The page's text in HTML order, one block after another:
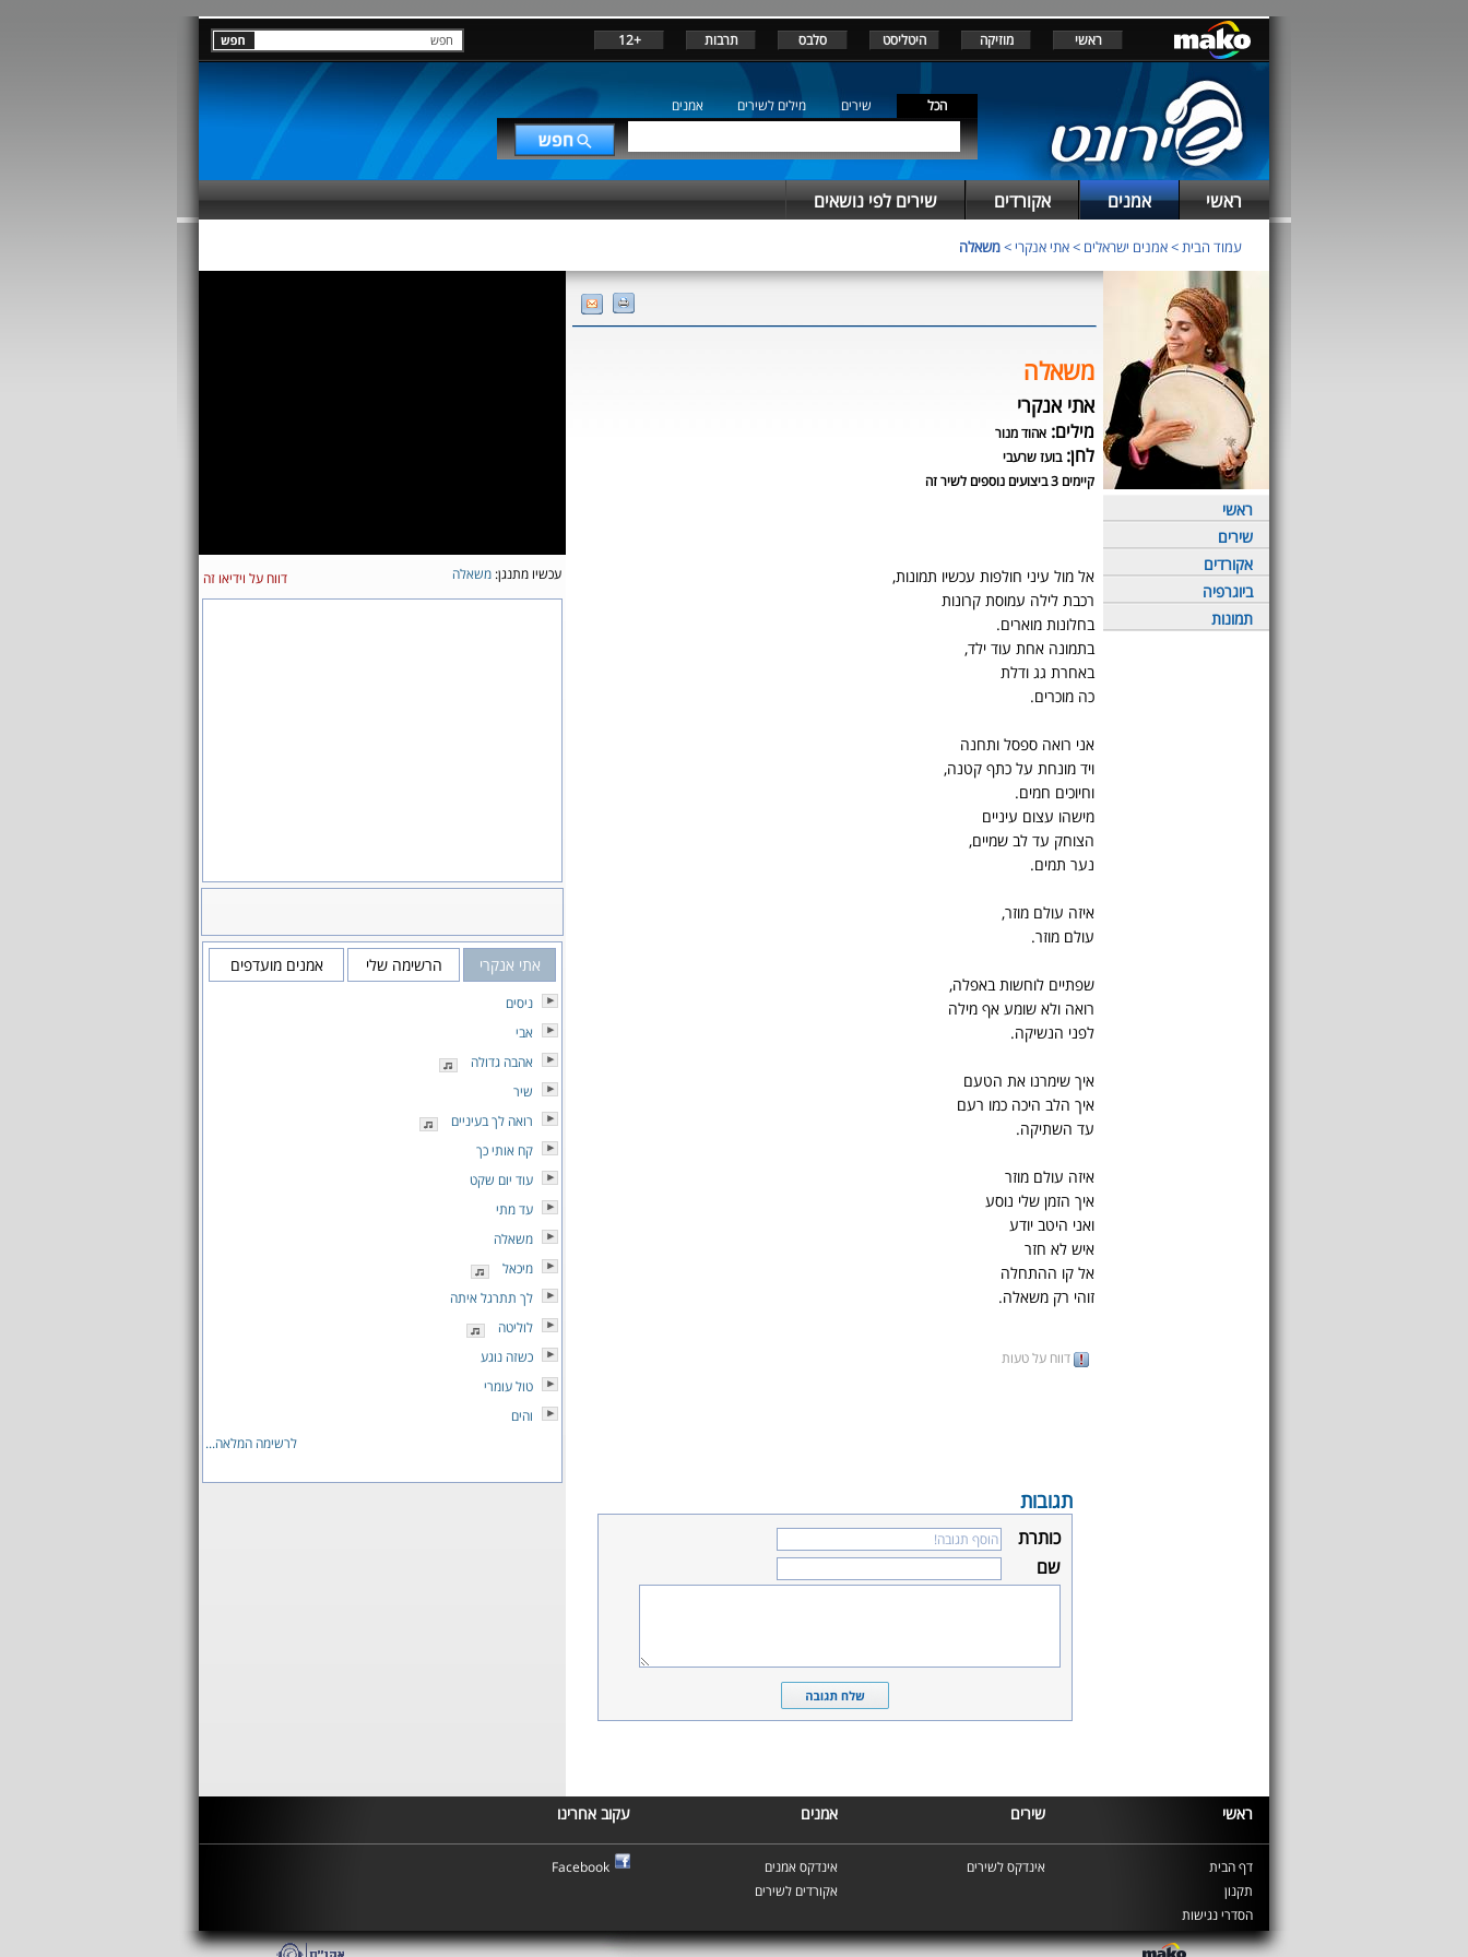
ראשי מוזיקה היטליסט סלבס תרבות +12
הכל שירים מילים לשירים אמנים
ראשי אמנים אקורדים שירים לפי נושאים
עמוד הבית>אמנים ישראלים >אתי אנקרי >משאלה
ראשי
שירים
אקורדים
ביוגרפיה
תמונות
משאלה
אתי אנקרי
מילים: אהוד מנור
לחן:בועז שרעבי
קיימים 3 ביצועים נוספים לשיר זה
אל מול עיני חולפות עכשיו תמונות,
רכבת לילה עמוסת קרונות
בחלונות מוארים.
בתמונה אחת עוד ילד,
באחרת גג ודלת
כה מוכרים.
אני רואה ספסל ותחנה
ויד מונחת על כתף קטנה,
וחיוכים חמים.
מישהו עצום עיניים
הצוחק עד לב שמיים,
נער תמים.
איזה עולם מוזר,
עולם מוזר.
שפתיים לוחשות באפלה,
רואה ולא שומע אף מילה
לפני הנשיקה.
איך שימרנו את הטעם
איך הלב היכה כמו רעם
עד השתיקה.
איזה עולם מוזר
איך הזמן שלי נוסע
ואני היטב יודע
איש לא חזר
אל קו ההתחלה
זוהי רק משאלה.
דווח על טעות
תגובות
כותרת
שם
עכשיו מתנגן: משאלה דווח על וידיאו זה
אתי אנקרי הרשימה שלי אמנים מועדפים
ניסים
אבי
אהבה גדולה
שיר
רואה לך בעיניים
קח אותי כך
עוד יום שקט
עד מתי
משאלה
מיכאל
לך תתרגל איתה
לוליטה
כשזה נוגע
טול עומרי
והים
לרשימה המלאה...
ראשי שירים אמנים עקוב אחרינו
דף הבית
תקנון
הסדרי נגישות
אינדקס לשירים
אינדקס אמנים
אקורדים לשירים
Facebook